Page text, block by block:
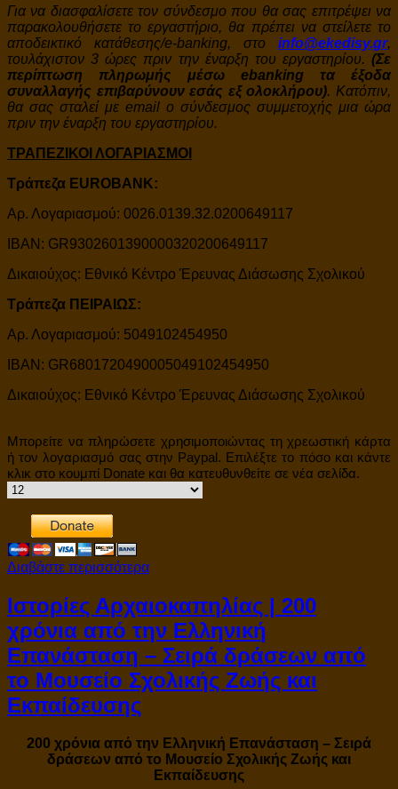
Για να διασφαλίσετε τον σύνδεσμο που θα σας επιτρέψει να
παρακολουθήσετε το εργαστήριο, θα πρέπει να στείλετε το
αποδεικτικό κατάθεσης/e-banking, στο info@ekedisy.gr,
τουλάχιστον 3 ώρες πριν την έναρξη του εργαστηρίου. (Σε
περίπτωση πληρωμής μέσω ebanking τα έξοδα
συναλλαγής επιβαρύνουν εσάς εξ ολοκλήρου). Κατόπιν,
θα σας σταλεί με email ο σύνδεσμος συμμετοχής μια ώρα
πριν την έναρξη του εργαστηρίου.
ΤΡΑΠΕΖΙΚΟΙ ΛΟΓΑΡΙΑΣΜΟΙ
Τράπεζα EUROBANK:
Αρ. Λογαριασμού: 0026.0139.32.0200649117
IBAN: GR9302601390000320200649117
Δικαιούχος: Εθνικό Κέντρο Έρευνας Διάσωσης Σχολικού
Τράπεζα ΠΕΙΡΑΙΩΣ:
Αρ. Λογαριασμού: 5049102454950
IBAN: GR6801720490005049102454950
Δικαιούχος: Εθνικό Κέντρο Έρευνας Διάσωσης Σχολικού
Μπορείτε να πληρώσετε χρησιμοποιώντας τη χρεωστική κάρτα
ή τον λογαριασμό σας στην Paypal. Επιλέξτε το πόσο και κάντε
κλικ στο κουμπί Donate και θα κατευθυνθείτε σε νέα σελίδα.
Διαβάστε περισσότερα
Ιστορίες Αρχαιοκαπηλίας | 200
χρόνια από την Ελληνική
Επανάσταση – Σειρά δράσεων από
το Μουσείο Σχολικής Ζωής και
Εκπαίδευσης
200 χρόνια από την Ελληνική Επανάσταση – Σειρά
δράσεων από το Μουσείο Σχολικής Ζωής και
Εκπαίδευσης